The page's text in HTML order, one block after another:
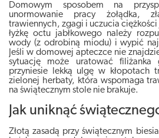
Domowym sposobem na
unormowanie pracy żołądka,
trawiennych, zgagi i uczucia ciężkości
łyżkę octu jabłkowego należy
wody (z odrobiną miodu) i wypić
Jeśli w domowej apteczce nie
sytuację może uratować filiżanka
przyniesie lekką ulgę w kłopotach
zielonej herbaty, która wspomaga
na świątecznym stole nie brakuje.
Jak uniknąć
Złotą zasadą przy świątecznym